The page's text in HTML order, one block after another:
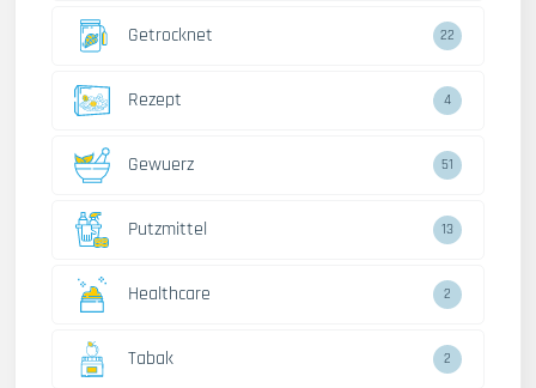
Getrocknet 22
Rezept 4
Gewuerz 51
Putzmittel 13
Healthcare 2
Tabak 2